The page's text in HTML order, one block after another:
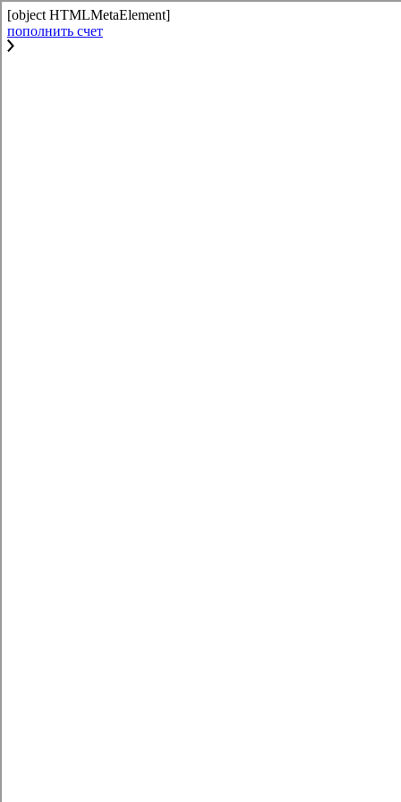
[object HTMLMetaElement]
пополнить счет